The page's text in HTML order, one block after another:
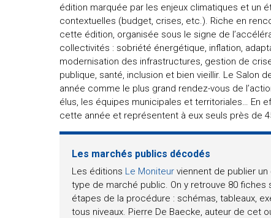
édition marquée par les enjeux climatiques et un
contextuelles (budget, crises, etc.). Riche en
cette édition, organisée sous le signe de
collectivités : sobriété énergétique, inflation,
modernisation des infrastructures, gestion de
publique, santé, inclusion et bien vieillir. Le Salon
année comme le plus grand rendez-vous de
élus, les équipes municipales et territoriales… En
cette année et représentent à eux seuls près de
Les marchés publics décodés
Les éditions Le Moniteur viennent de publier
type de marché public. On y retrouve 80
étapes de la procédure : schémas, tableaux,
tous niveaux. Pierre De Baecke, auteur de cet